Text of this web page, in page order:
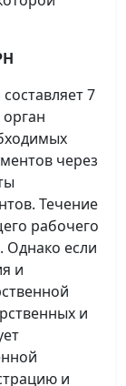
7
через
Течение
рабочего
Однако если
и
и
и